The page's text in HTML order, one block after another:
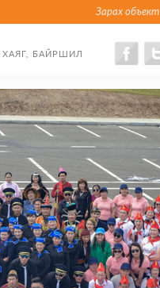
Зарах объект
ХАЯГ, БАЙРШИЛ